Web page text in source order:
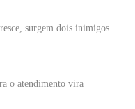
surgem dois inimigos
o atendimento vira